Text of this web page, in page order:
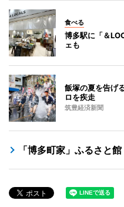
食べる
博多駅に「＆
ェも
飯塚の夏を告げ
ロを疾走
筑豊経済新聞
「博多町家」ふるさと館